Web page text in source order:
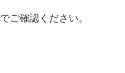
ご確認ください。